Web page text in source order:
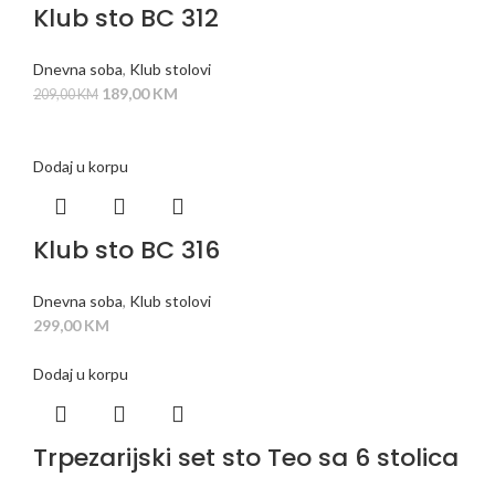
Klub sto BC 312
Dnevna soba, Klub stolovi
209,00KM 189,00KM
Dodaj u korpu
Klub sto BC 316
Dnevna soba, Klub stolovi
299,00KM
Dodaj u korpu
Trpezarijski set sto Teo sa 6 stolica